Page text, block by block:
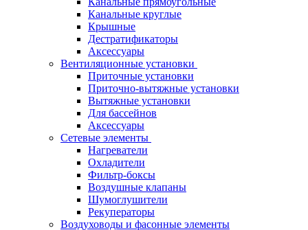
Канальные круглые
Крышные
Дестратификаторы
Аксессуары
Вентиляционные установки
Приточные установки
Приточно-вытяжные установки
Вытяжные установки
Для бассейнов
Аксессуары
Сетевые элементы
Нагреватели
Охладители
Фильтр-боксы
Воздушные клапаны
Шумоглушители
Рекуператоры
Воздуховоды и фасонные элементы